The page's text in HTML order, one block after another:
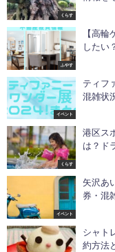
くらす
ふやす
【高輪
したい
イベント
ティフ
混雑状
くらす
港区ス
は？ド
イベント
矢沢あ
券・混
シャト
約方法